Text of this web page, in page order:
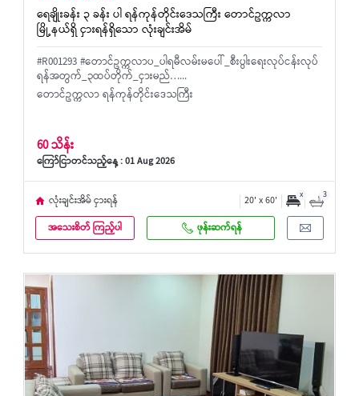
ရေချိုးခန်း ၃ ခန်း ပါ ရန်ကုန်တိုင်းဒေသကြီး တောင်ဥက္ကလာ
မြို့နယ်ရှိ ငှားရန်ရှိသော လုံးချင်းအိမ်
#R001293 #တောင်ဥက္ကလာပ_ပါရမီလမ်းမပေါ်_စီးပွါးရေးလုပ်ငန်းလုပ်
ရန်အတွက်_၃ထပ်တိုက်_ငှားမည်…...
တောင်ဥက္ကလာ ရန်ကုန်တိုင်းဒေသကြီး
60 သိန်း
ကြော်ငြာတင်သည့်နေ့ : 01 Aug 2026
လုံးချင်းအိမ် ငှားရန် 20' x 60' x 3
အသေးစိတ် ကြည့်ပါ ဖုန်းဆက်ရန်